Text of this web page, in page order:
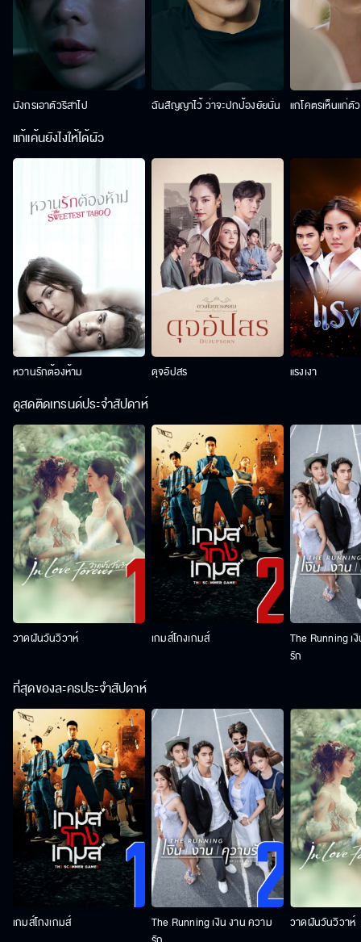
มังกรเอาตัวริสาไป ฉันสัญญาไว้ ว่าจะปกป้องยัยนั่น แกโคตรเห็นแก่ตั
แก้แค้นยังไงให้ได้ผัว
หวานรักต้องห้าม ดุจอัปสร แรงเงา
ดูสดติดเทรนด์ประจำสัปดาห์
วาดฝันวันวิวาห์ เกมส์โกงเกมส์
The Running เ
รัก
ที่สุดของละครประจำสัปดาห์
เกมส์โกงเกมส์
The Running เงิน งาน ความ
วาดฝันวันวิวาห์